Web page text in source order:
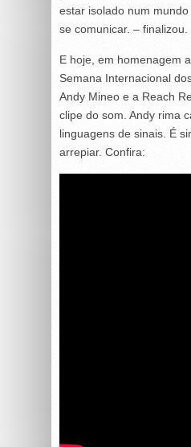
estar isolado num
se comunicar. – finalizou.
E hoje, em homenagem
Semana Internacional
Andy Mineo e a Reach
clipe do som. Andy rima
linguagens de sinais. É
arrepiar. Confira: